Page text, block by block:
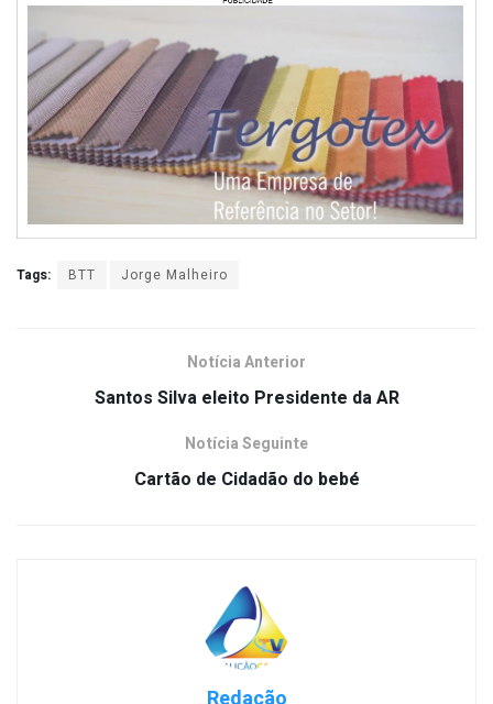
Tags: BTT Jorge Malheiro
Notícia Anterior
Santos Silva eleito Presidente da AR
Notícia Seguinte
Cartão de Cidadão do bebé